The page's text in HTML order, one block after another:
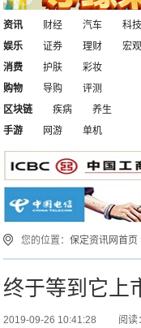
资讯 财经 汽车
科技
娱乐
证券 理财 宏观
消费
护肤
彩妆
购物
导购 评测
区块链
疾病
养生
手游
网游 单机
您的位置：保定资讯网首页
终于等到它上
2019-09-26 10:41:28 阅读